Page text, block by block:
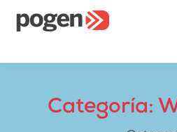
Categoría: